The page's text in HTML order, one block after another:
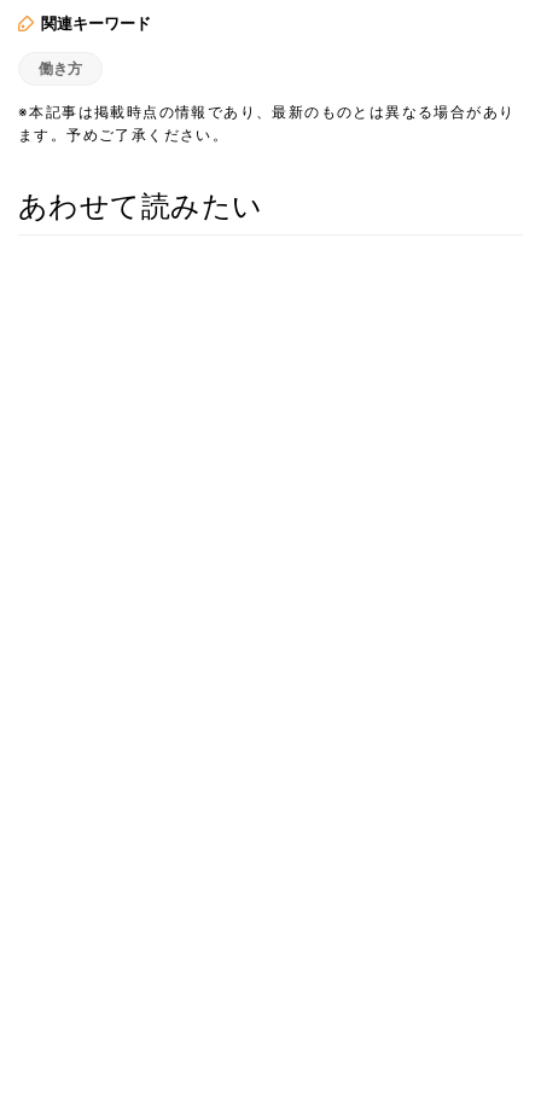
関連キーワード
働き方
※本記事は掲載時点の情報であり、最新のものとは異なる場合があり
ます。予めご了承ください。
あわせて読みたい